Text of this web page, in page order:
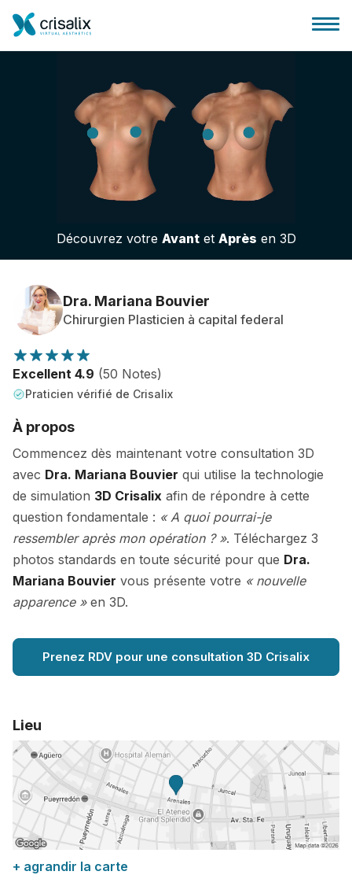
Accueil chirurgiens
Plateforme commerciale 3D
Forfait
Avis des patients
Découvrez votre Avantet Après en 3D
Dra. Mariana Bouvier
Chirurgien Plasticien à capital federal
Excellent 4.9 (50 Notes)
Praticien vérifié de Crisalix
À propos
Commencez dès maintenant votre consultation 3D
avec Dra. Mariana Bouvier qui utilise la technologie
de simulation 3D Crisalix afin de répondre à cette
question fondamentale : « A quoi pourrai-je
ressembler après mon opération ? ». Téléchargez 3
photos standards en toute sécurité pour que Dra.
Mariana Bouvier vous présente votre « nouvelle
apparence »en 3D.
Prenez RDV pour une consultation 3D Crisalix
Lieu
+ agrandir la carte